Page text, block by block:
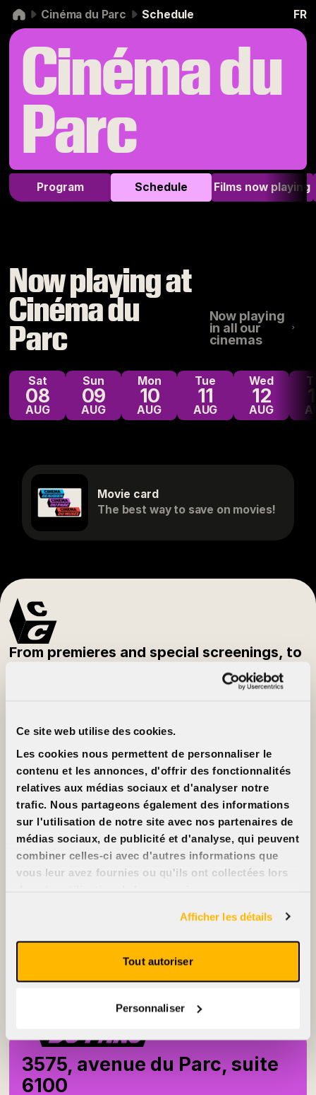
Ce site web utilise des cookies.
Les cookies nous permettent de personnaliser le
contenu et les annonces, d'offrir des fonctionnalités
relatives aux médias sociaux et d'analyser notre
trafic. Nous partageons également des informations
sur l'utilisation de notre site avec nos partenaires de
médias sociaux, de publicité et d'analyse, qui peuvent
combiner celles-ci avec d'autres informations que
vous leur avez fournies ou qu'ils ont collectées lors
Afficher les détails
Tout autoriser
Personnaliser
Skip to navigation
Skip to content
Cinéma du Parc Schedule FR
Cinéma du
Parc
Program Schedule Films now playing
Now playing at
Cinéma du
Parc
Now playing
in all our
cinemas
Sat
08
AUG
Sun
09
AUG
Mon
10
AUG
Tue
11
AUG
Wed
12
AUG
Movie card
The best way to save on movies!
From premieres and special screenings, to
festivals and classic films — be the first to
know what’s playing each week.
Prices
Movie cards
Rentals
FAQ
Accessibility
Advertise on our
screens
Support us
Cinéma Cinéma
Partners
Jobs
Contact us
Films
3575, avenue du Parc, suite
6100